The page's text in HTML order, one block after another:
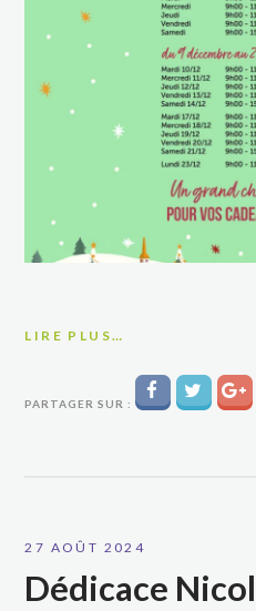
LIRE PLUS…
PARTAGER SUR :
27 AOÛT 2024
Dédicace